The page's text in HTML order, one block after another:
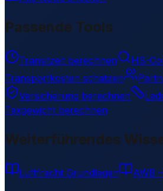
Passende Tools
Transitzeit berechnen
HS-
Transportkosten schätzen
Versicherung berechnen
Taxgewicht berechnen
Weiterführendes
Luftfracht Grundlagen AWB